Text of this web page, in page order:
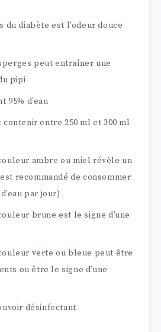
du diabète est l’odeur douce
peut entraîner une
pipi
95% d’eau
contenir entre 250 ml et 300 ml
ambre ou miel révèle un
recommandé de consommer
par jour)
brune est le signe d’une
verte ou bleue peut être
ou être le signe d’une
désinfectant